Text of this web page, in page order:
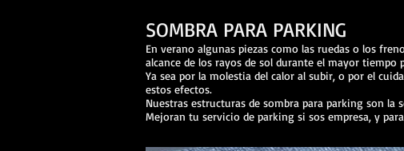
SOMBRA PARA PARKING
En verano algunas piezas como las ruedas o los
alcance de los rayos de sol durante el mayor tiempo
Ya sea por la molestia del calor al subir, o por el
estos efectos.
Nuestras estructuras de sombra para parking son la
Mejoran tu servicio de parking si sos empresa, y